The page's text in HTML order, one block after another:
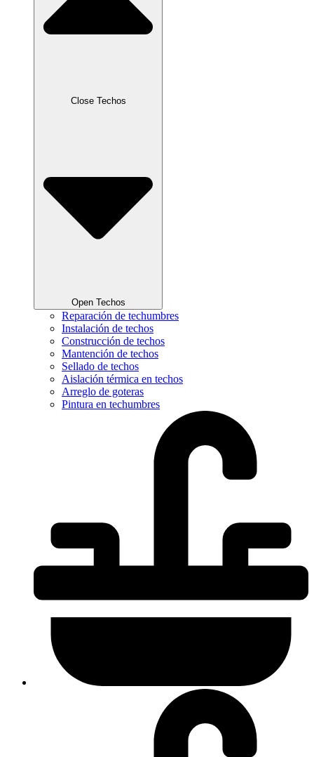
Close Techos
Open Techos
Reparación de techumbres
Instalación de techos
Construcción de techos
Mantención de techos
Sellado de techos
Aislación térmica en techos
Arreglo de goteras
Pintura en techumbres